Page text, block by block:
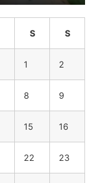
S S
1 2
8 9
15 16
22 23